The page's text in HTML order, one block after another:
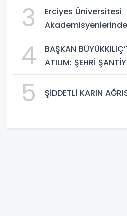
3
Erciyes Üniversitesi
Yapay Zekâ Dönemi
4
BAŞKAN
ATILIM: ŞEHRİ
5 ŞİDDETLİ KARIN